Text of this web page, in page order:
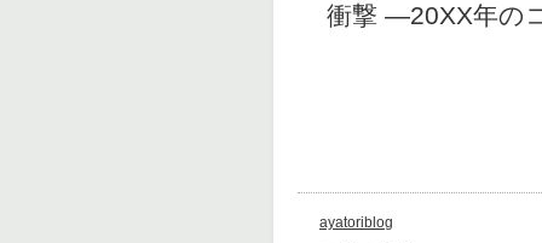
衝撃 ―20XX年の
ayatoriblog